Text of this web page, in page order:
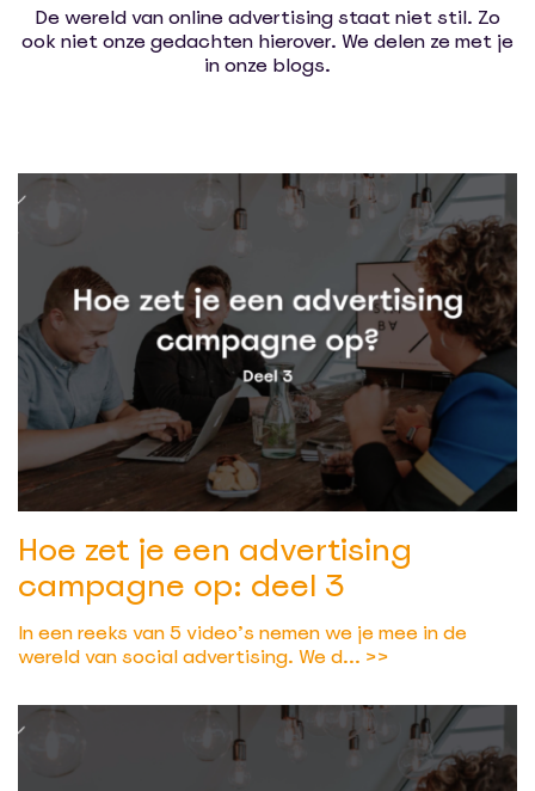
De wereld van online advertising staat niet stil. Zo
ook niet onze gedachten hierover. We delen ze met je
in onze blogs.
Hoe zet je een advertising
campagne op: deel 3
In een reeks van 5 video’s nemen we je mee in de
wereld van social advertising. We d... >>